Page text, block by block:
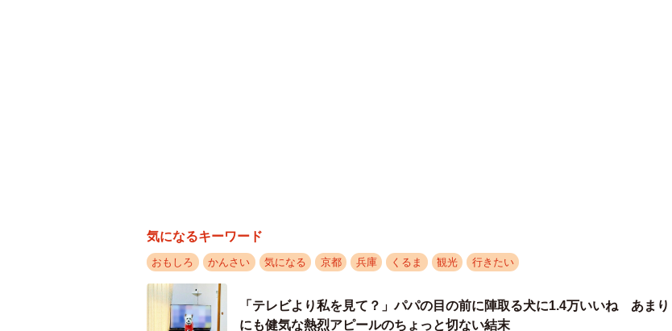
気になるキーワード
おもしろ かんさい 気になる 京都 兵庫 くるま 観光 行きたい
「テレビより私を見て？」パパの目の前に陣取る犬に1.4万いいね あまり
にも健気な熱烈アピールのちょっと切ない結末